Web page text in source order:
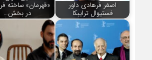
اصغر فرهادی داور
فستیوال ترایبکا
«قهرمان» ساخته
در بخش…